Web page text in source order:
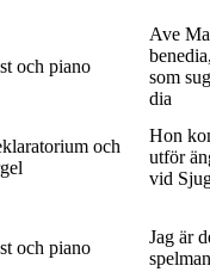
och piano
Ave
som
dia
och
Hon
utför
vid
och piano
Jag är
spelman